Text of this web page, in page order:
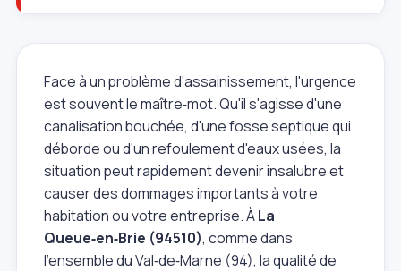
Face à un problème d'assainissement, l'urgence
est souvent le maître‑mot. Qu'il s'agisse d'une
canalisation bouchée, d'une fosse septique qui
déborde ou d'un refoulement d'eaux usées, la
situation peut rapidement devenir insalubre et
causer des dommages importants à votre
habitation ou votre entreprise. ÀLa
Queue‑en‑Brie (94510), comme dans
l'ensemble du Val‑de‑Marne (94), la qualité de